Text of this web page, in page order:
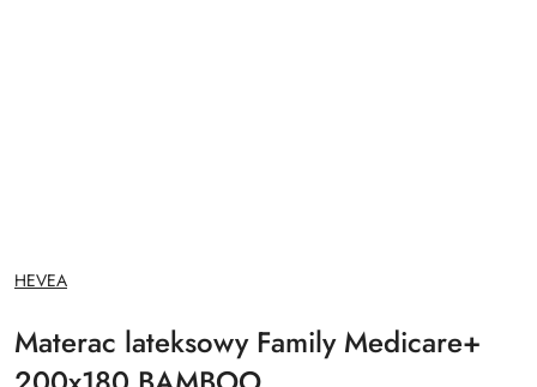
NAZWA
PRODUCENTA:
HEVEA
Materac lateksowy Family Medicare+